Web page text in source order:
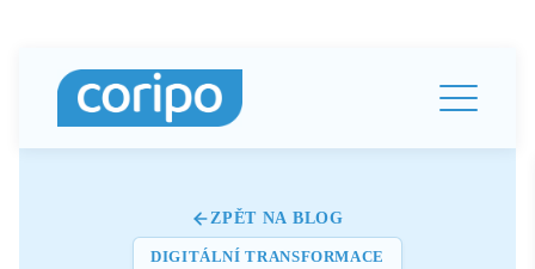
ZPĚT NA BLOG
DIGITÁLNÍ TRANSFORMACE